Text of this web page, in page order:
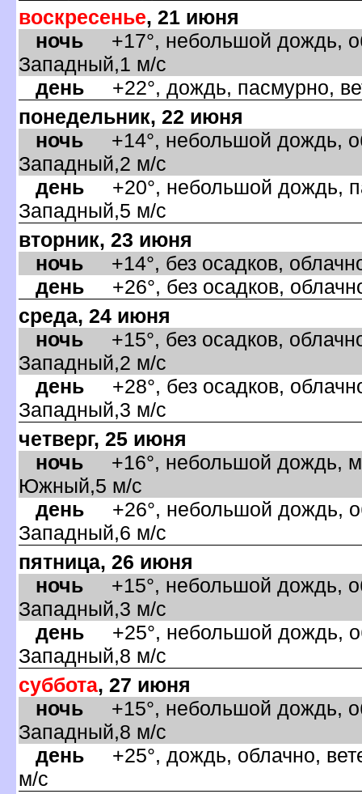
оскресенье, 21 июня
ночь +17°, небольшой дождь,
Западный,1 м/с
день +22°, дождь, пасмурно,
понедельник, 22 июня
ночь +14°, небольшой дождь,
Западный,2 м/с
день +20°, небольшой дождь,
Западный,5 м/с
торник, 23 июня
ночь +14°, без осадков,
день +26°, без осадков,
среда, 24 июня
ночь +15°, без осадков,
Западный,2 м/с
день +28°, без осадков,
Западный,3 м/с
четверг, 25 июня
ночь +16°, небольшой дождь,
Южный,5 м/с
день +26°, небольшой дождь,
Западный,6 м/с
пятница, 26 июня
ночь +15°, небольшой дождь,
Западный,3 м/с
день +25°, небольшой дождь,
Западный,8 м/с
суббота, 27 июня
ночь +15°, небольшой дождь,
Западный,8 м/с
день +25°, дождь, облачно,
м/с